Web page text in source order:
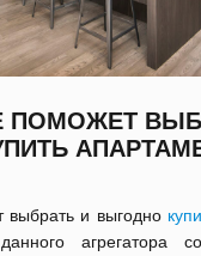
ПОМОЖЕТ
выбрать и выгодно
агрегатора